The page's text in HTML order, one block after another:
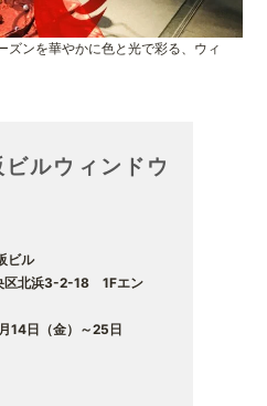
ズンを華やかに色と光で彩る、ウィ
ビルウィンドウ
ビル
区北浜3-2-18 1Fエン
14日（金）～25日